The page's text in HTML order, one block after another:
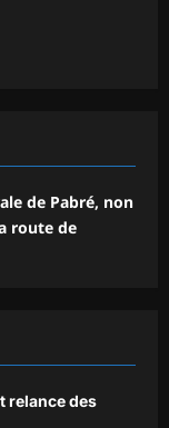
de Pabré, non
route de
relance des